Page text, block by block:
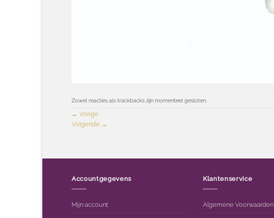
Zowel reacties als trackbacks zijn momenteel gesloten.
← Vorige
Volgende →
Accountgegevens
Mijn account
Klantenservice
Algemene Voorwaarden